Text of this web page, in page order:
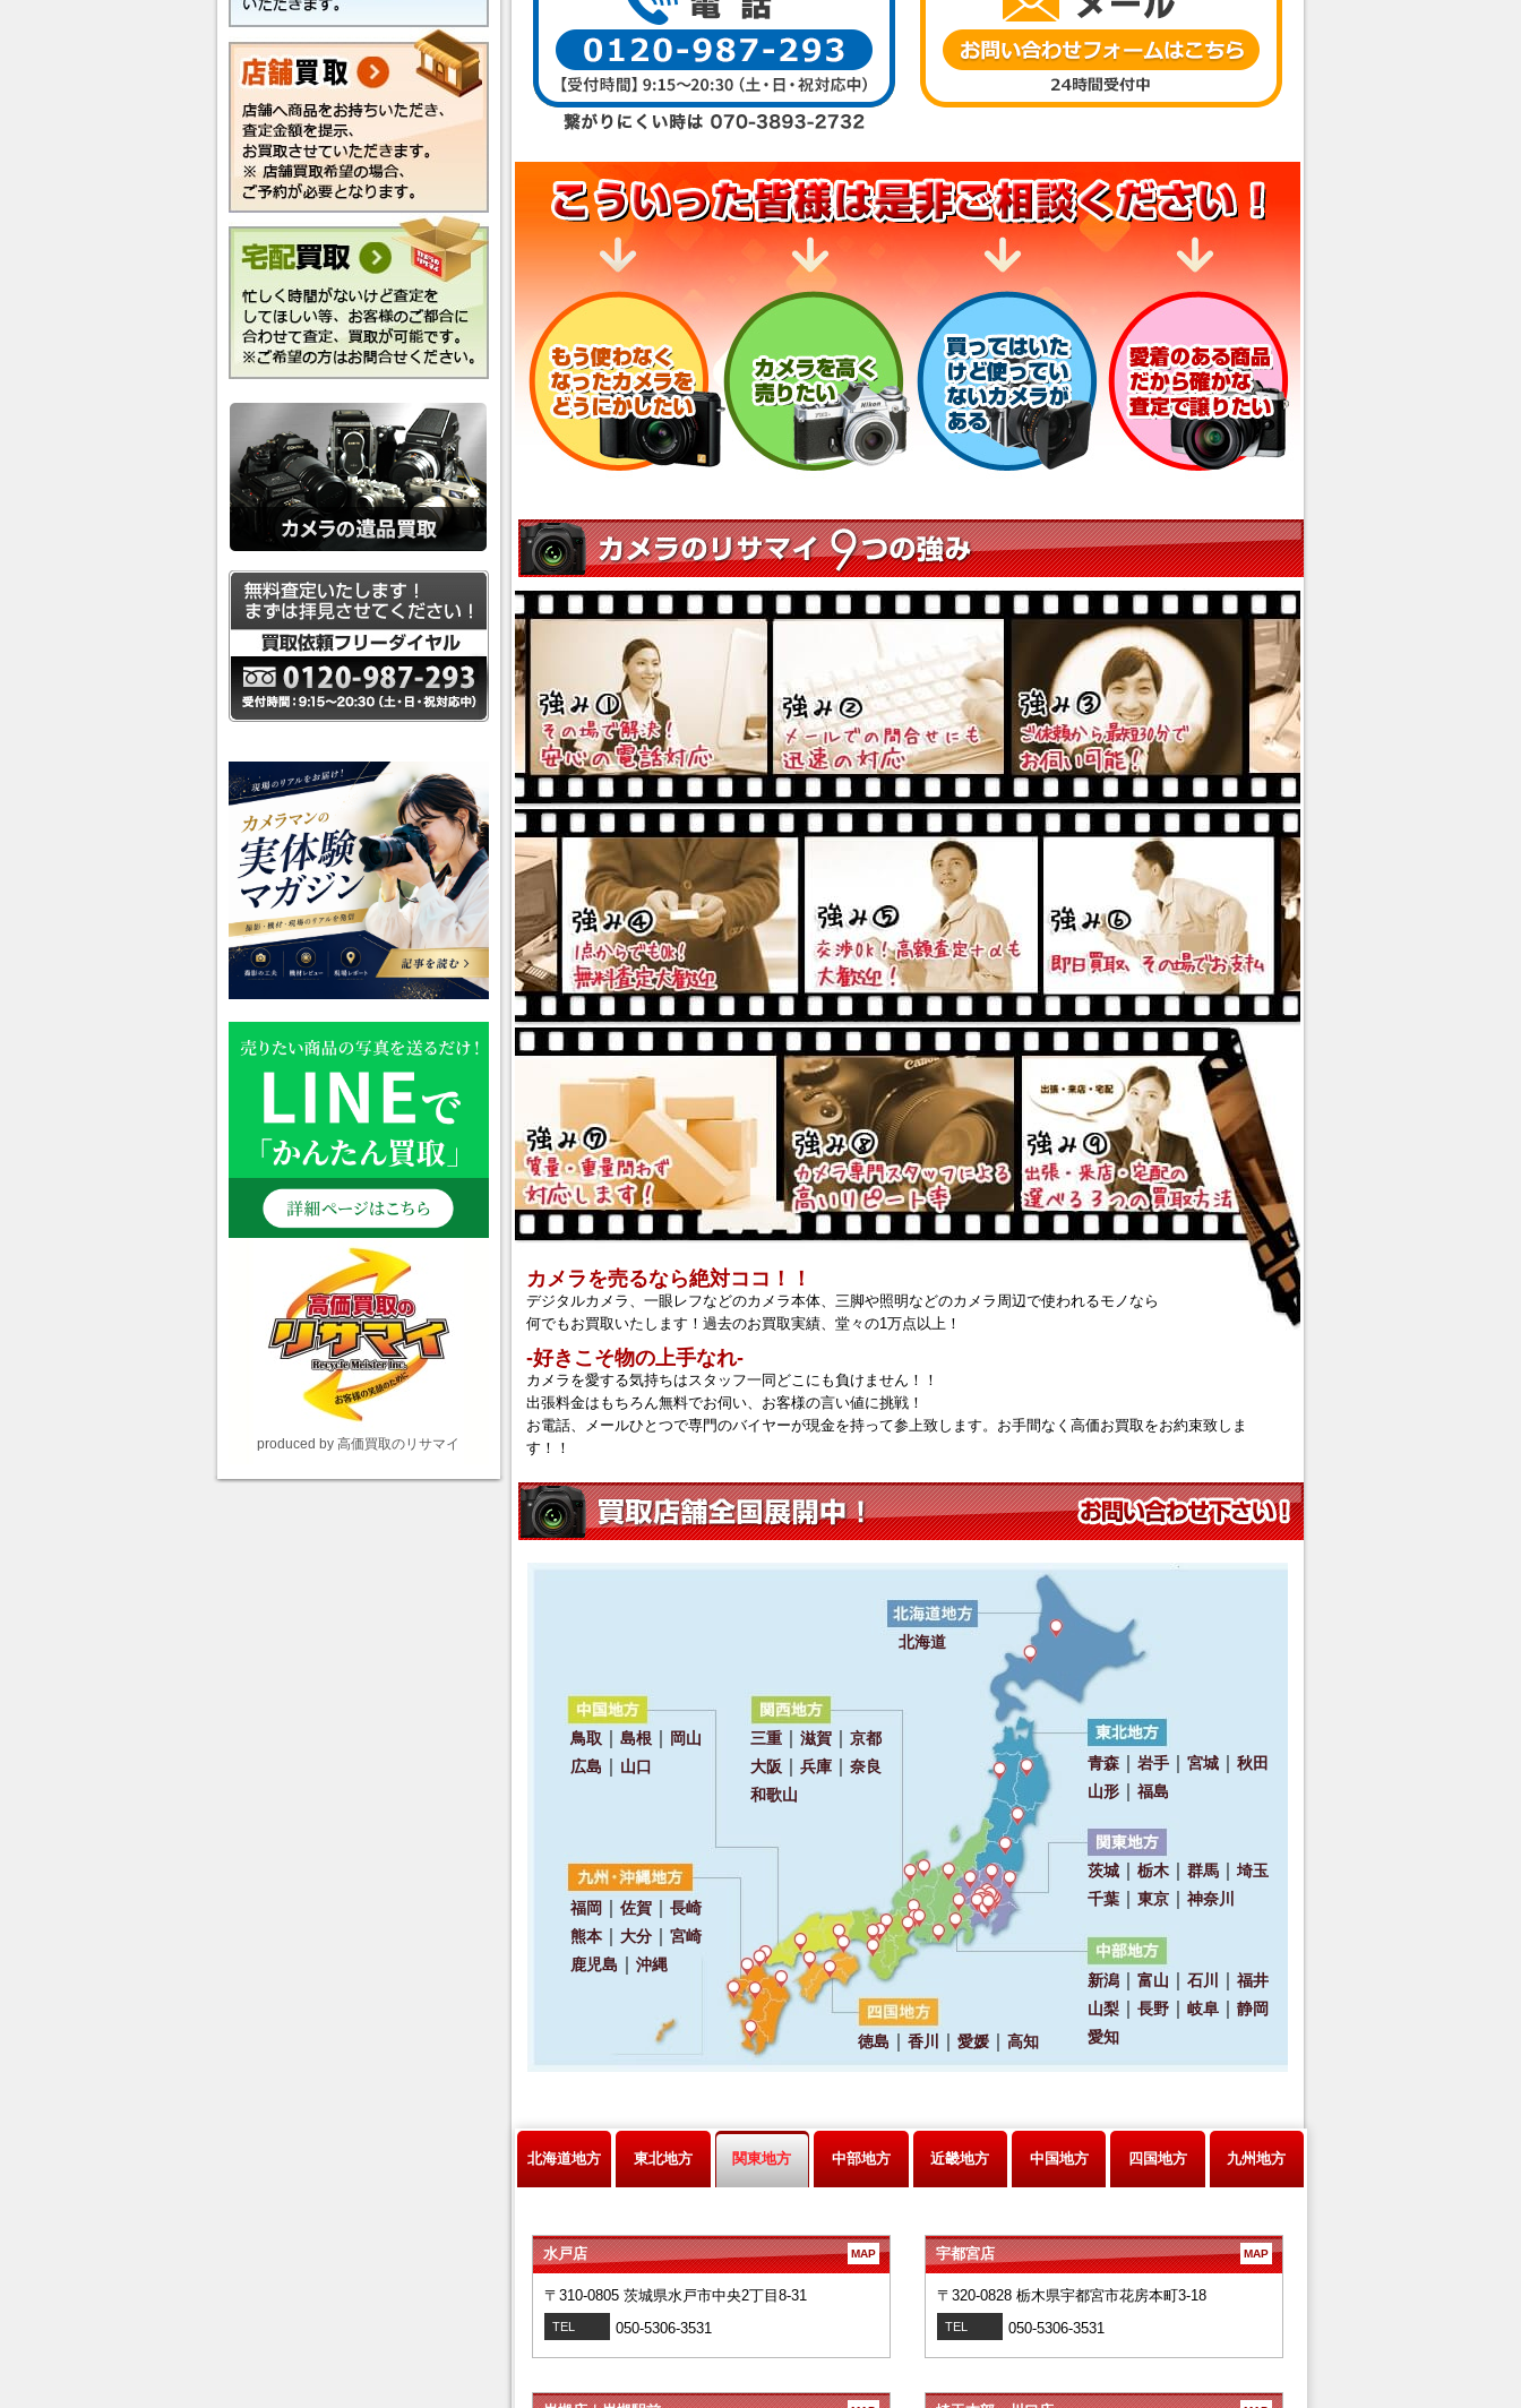
カメラを売るなら絶対ココ！！
デジタルカメラ、一眼レフなどのカメラ本体、三脚や照明などのカメラ周辺で使われるモノなら
何でもお買取いたします！過去のお買取実績、堂々の1万点以上！
‐好きこそ物の上手なれ‐
カメラを愛する気持ちはスタッフ一同どこにも負けません！！
出張料金はもちろん無料でお伺い、お客様の言い値に挑戦！
お電話、メールひとつで専門のバイヤーが現金を持って参上致します。お手間なく高価お買取をお約束致しま
す！！
北海道地方 東北地方 関東地方 中部地方 近畿地方 中国地方 四国地方 九州地方
水戸店 MAP
〒310-0805 茨城県水戸市中央2丁目8-31
TEL 050-5306-3531
宇都宮店 MAP
〒320-0828 栃木県宇都宮市花房本町3-18
TEL 050-5306-3531
produced by 高価買取のリサマイ